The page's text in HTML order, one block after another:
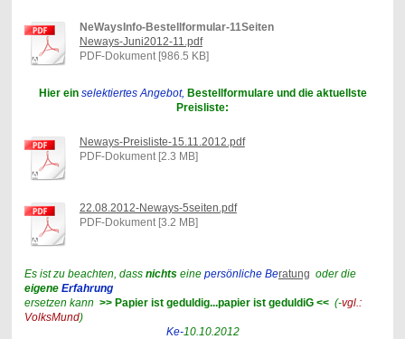
NeWaysInfo-Bestellformular-11Seiten
Neways-Juni2012-11.pdf
PDF-Dokument [986.5 KB]
Hier ein selektiertes Angebot, Bestellformulare und die aktuellste
Preisliste:
Neways-Preisliste-15.11.2012.pdf
PDF-Dokument [2.3 MB]
22.08.2012-Neways-5seiten.pdf
PDF-Dokument [3.2 MB]
Es ist zu beachten, dass nichtseine persönliche Beratung oder die
eigene Erfahrung
ersetzen kann >> Papier ist geduldig...papier ist geduldiG << (-vgl.:
VolksMund)
Ke-10.10.2012